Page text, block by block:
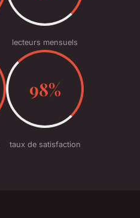
lecteurs mensuels
98%
taux de satisfaction